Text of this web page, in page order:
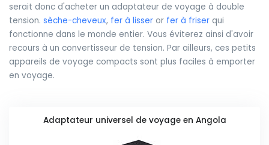
serait donc d'acheter un adaptateur de voyage à double
tension. sèche-cheveux, fer à lisser or fer à friser qui
fonctionne dans le monde entier. Vous éviterez ainsi d'avoir
recours à un convertisseur de tension. Par ailleurs, ces petits
appareils de voyage compacts sont plus faciles à emporter
en voyage.
Adaptateur universel de voyage en Angola